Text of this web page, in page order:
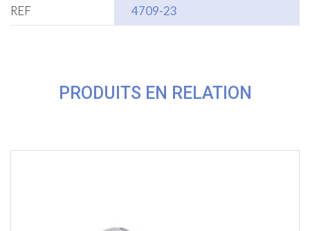
REF 4709-23
PRODUITS EN RELATION